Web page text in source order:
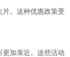
。这种优惠政策受
加亲近。这些活动